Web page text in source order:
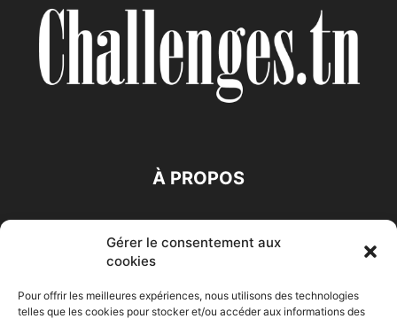
Gérer le consentement aux
cookies
Pour offrir les meilleures expériences, nous utilisons des technologies
telles que les cookies pour stocker et/ou accéder aux informations des
À PROPOS